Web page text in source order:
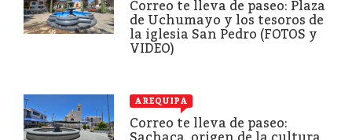
Correo te lleva de paseo: Plaza
de Uchumayo y los tesoros de
la iglesia San Pedro (FOTOS y
VIDEO)
AREQUIPA
Correo te lleva de paseo:
Sachaca, origen de la cultura